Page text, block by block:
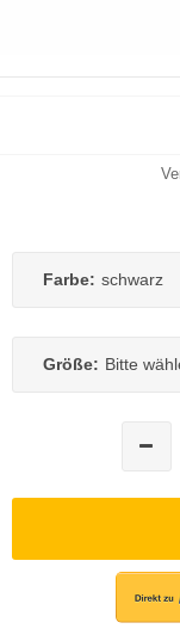
Farbe: schwarz
Größe: Bitte